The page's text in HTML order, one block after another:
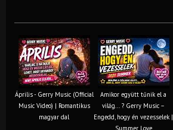
Április - Gerry Music (Official
Music Video) | Romantikus
magyar dal
Amikor együtt tűnik el a
világ... ? Gerry Music –
Engedd, hogy én vezesselek |
Summer Love